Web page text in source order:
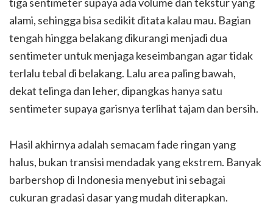
alami, sehingga bisa sedikit ditata kalau mau. Bagian
tengah hingga belakang dikurangi menjadi dua
sentimeter untuk menjaga keseimbangan agar tidak
terlalu tebal di belakang. Lalu area paling bawah,
dekat telinga dan leher, dipangkas hanya satu
sentimeter supaya garisnya terlihat tajam dan bersih.
Hasil akhirnya adalah semacam fade ringan yang
halus, bukan transisi mendadak yang ekstrem. Banyak
barbershop di Indonesia menyebut ini sebagai
cukuran gradasi dasar yang mudah diterapkan.